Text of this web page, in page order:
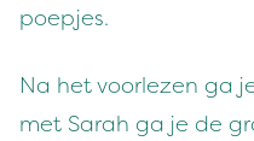
poepjes.
Na het voorlezen ga
met Sarah ga je de